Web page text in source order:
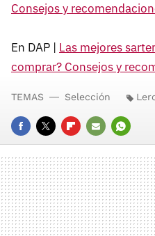
Consejos y
En DAP | Las mejores
comprar? Consejos y
FACEBOOK
TWITTERFLIPBOARD
E-
MAIL
TEMAS Selección